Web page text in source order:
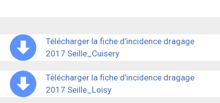
Télécharger la fiche d’incidence dragage
2017 Seille_Cuisery
Télécharger la fiche d’incidence dragage
2017 Seille_Loisy